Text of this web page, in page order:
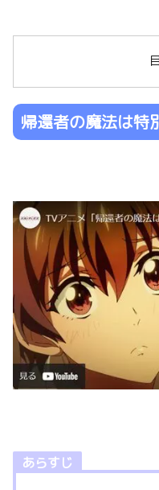
帰還者の魔法は特
あらすじ